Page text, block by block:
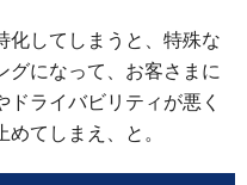
化してしまうと、特殊な
グになって、お客さまに
ライバビリティが悪く
てしまえ、と。